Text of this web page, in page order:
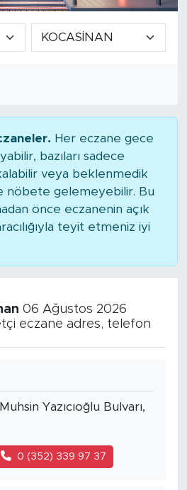
Her eczane gece
bazıları sadece
veya beklenmedik
nöbete gelemeyebilir. Bu
önce eczanenin açık
teyit etmeniz iyi
06 Ağustos 2026
eczane adres, telefon
Yazıcıoğlu Bulvarı,
0 (352) 339 97 37